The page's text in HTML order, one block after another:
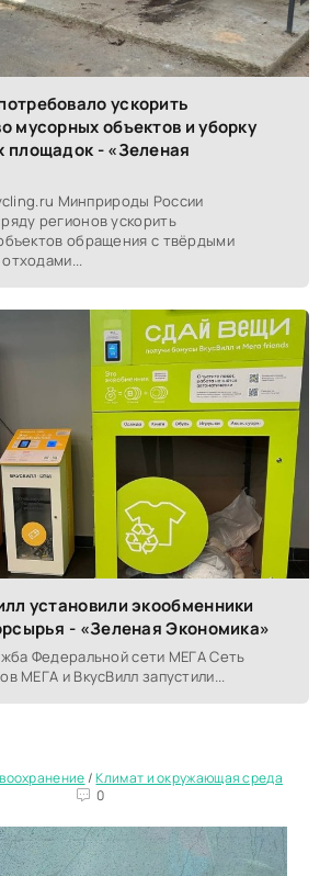
ускорить
мусорных объектов и уборку
площадок - «Зеленая
Минприроды России
регионов ускорить
обращения с твёрдыми
установили экообменники
- «Зеленая Экономика»
Федеральной сети МЕГА Сеть
МЕГА и ВкусВилл запустили...
/Климат и окружающая среда
0